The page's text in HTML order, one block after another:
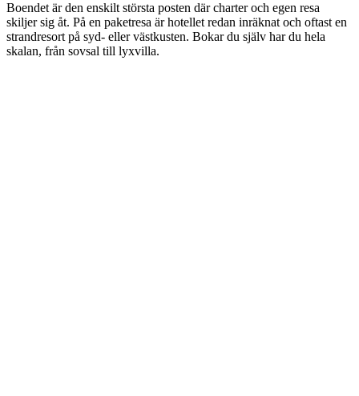
Boendet är den enskilt största posten där charter och egen resa
skiljer sig åt. På en paketresa är hotellet redan inräknat och oftast en
strandresort på syd- eller västkusten. Bokar du själv har du hela
skalan, från sovsal till lyxvilla.